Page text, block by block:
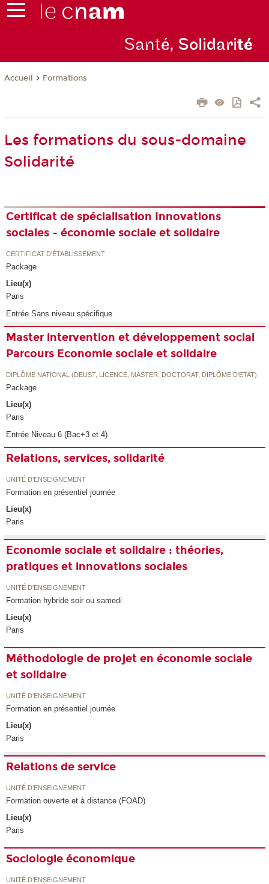
Santé, Solidarité
Accueil Formations
Les formations du sous-domaine
Solidarité
Certificat de spécialisation Innovations
sociales - économie sociale et solidaire
CERTIFICAT D'ÉTABLISSEMENT
Package
Lieu(x)
Paris
Entrée Sans niveau spécifique
Master intervention et développement social
Parcours Economie sociale et solidaire
DIPLÔME NATIONAL (DEUST, LICENCE, MASTER, DOCTORAT, DIPLÔME D'ETAT)
Package
Lieu(x)
Paris
Entrée Niveau 6 (Bac+3 et 4)
Relations, services, solidarité
UNITÉ D’ENSEIGNEMENT
Formation en présentiel journée
Lieu(x)
Paris
Economie sociale et solidaire : théories,
pratiques et innovations sociales
UNITÉ D’ENSEIGNEMENT
Formation hybride soir ou samedi
Lieu(x)
Paris
Méthodologie de projet en économie sociale
et solidaire
UNITÉ D’ENSEIGNEMENT
Formation en présentiel journée
Lieu(x)
Paris
Relations de service
UNITÉ D’ENSEIGNEMENT
Formation ouverte et à distance (FOAD)
Lieu(x)
Paris
Sociologie économique
UNITÉ D’ENSEIGNEMENT